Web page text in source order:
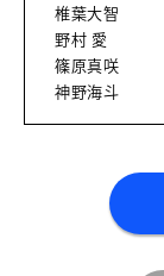
椎葉大智
野村 愛
篠原真咲
神野海斗